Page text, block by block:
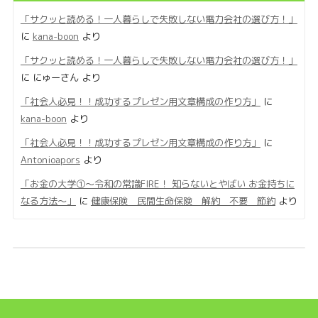
「サクッと読める！一人暮らしで失敗しない電力会社の選び方！」
に kana-boon より
「サクッと読める！一人暮らしで失敗しない電力会社の選び方！」
に にゅーさんより
「社会人必見！！成功するプレゼン用文章構成の作り方」
に
kana-boon より
「社会人必見！！成功するプレゼン用文章構成の作り方」
に
Antonioapors より
「お金の大学①〜令和の常識FIRE！ 知らないとやばい お金持ちに
なる方法〜」
に 健康保険 民間生命保険 解約 不要 節約より